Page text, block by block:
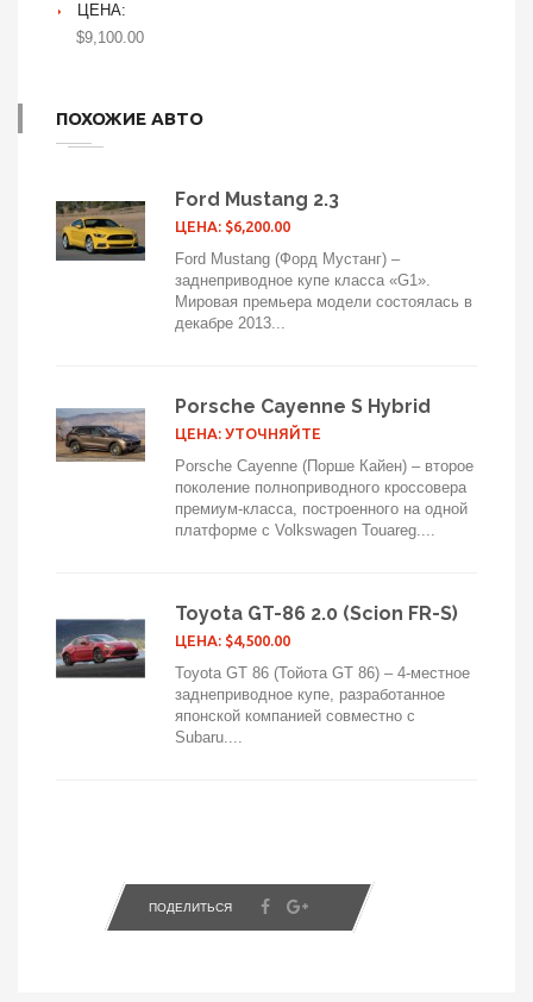
ЦЕНА:
$9,100.00
ПОХОЖИЕ АВТО
Ford Mustang 2.3
ЦЕНА: $6,200.00
Ford Mustang (Форд Мустанг) –
заднеприводное купе класса «G1».
Мировая премьера модели состоялась в
декабре 2013...
Porsche Cayenne S Hybrid
ЦЕНА: УТОЧНЯЙТЕ
Porsche Cayenne (Порше Кайен) – второе
поколение полноприводного кроссовера
премиум-класса, построенного на одной
платформе с Volkswagen Touareg....
Toyota GT-86 2.0 (Scion FR-S)
ЦЕНА: $4,500.00
Toyota GT 86 (Тойота GT 86) – 4-местное
заднеприводное купе, разработанное
японской компанией совместно с
Subaru....
ПОДЕЛИТЬСЯ